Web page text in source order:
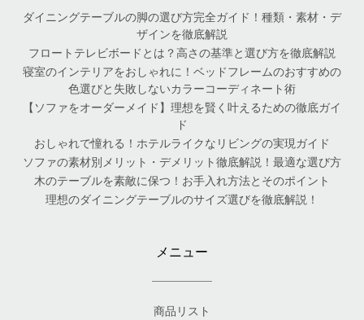
ダイニングテーブルの脚の選び方完全ガイド！種類・素材・デ
ザインを徹底解説
フロートテレビボードとは？高さの基準と選び方を徹底解説
寝室のインテリアをおしゃれに！ベッドフレームのおすすめの
色選びと失敗しないカラーコーディネート術
【ソファをオーダーメイド】理想を賢く叶えるための徹底ガイ
ド
おしゃれで憧れる！ホテルライクなリビングの実現ガイド
ソファの素材別メリット・デメリット徹底解説！最適な選び方
木のテーブルを素敵に保つ！お手入れ方法とそのポイント
理想のダイニングテーブルのサイズ選びを徹底解説！
メニュー
商品リスト